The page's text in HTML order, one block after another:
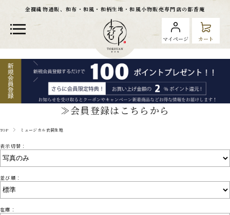
金襴織物通販、和布・和風・和柄生地・和風小物販売専門店の都香庵
マイページ カート
≫会員登録はこちらから
TOP ミュージカル衣装生地
表示切替：
並び順：
在庫：